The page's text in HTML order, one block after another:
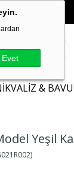
Evet
VALİZ &
Yeşil